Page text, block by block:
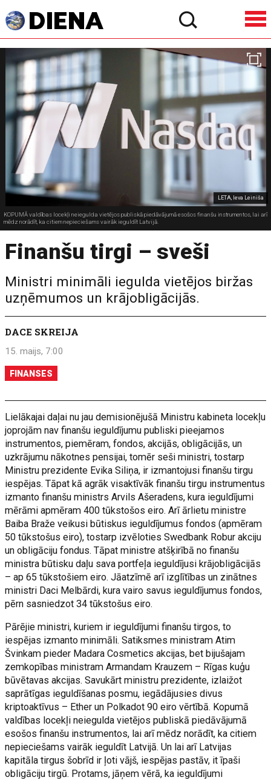
LETA, Ieva Leiniša
KOPUMĀ valdības locekļi neiegulda vietējos publiskā piedāvājumā esošos finanšu instrumentos, lai arī
mēdz norādīt, ka citiem nepieciešams vairāk ieguldīt Latvijā.
Finanšu tirgi – sveši
Ministri minimāli iegulda vietējos biržas
uzņēmumos un krājobligācijās.
DACE SKREIJA
15. maijs, 7:00
FINANSES
Lielākajai daļai nu jau demisionējušā Ministru kabineta locekļu
joprojām nav finanšu ieguldījumu publiski pieejamos
instrumentos, piemēram, fondos, akcijās, obligācijās, un
uzkrājumu nākotnes pensijai, tomēr seši ministri, tostarp
Ministru prezidente Evika Siliņa, ir izmantojusi finanšu tirgu
iespējas. Tāpat kā agrāk visaktīvāk finanšu tirgu instrumentus
izmanto finanšu ministrs Arvils Ašeradens, kura ieguldījumi
mērāmi apmēram 400 tūkstošos eiro. Arī ārlietu ministre
Baiba Braže veikusi būtiskus ieguldījumus fondos (apmēram
50 tūkstošus eiro), tostarp izvēloties Swedbank Robur akciju
un obligāciju fondus. Tāpat ministre atšķirībā no finanšu
ministra būtisku daļu sava portfeļa ieguldījusi krājobligācijās
– ap 65 tūkstošiem eiro. Jāatzīmē arī izglītības un zinātnes
ministri Daci Melbārdi, kura vairo savus ieguldījumus fondos,
pērn sasniedzot 34 tūkstošus eiro.
Pārējie ministri, kuriem ir ieguldījumi finanšu tirgos, to
iespējas izmanto minimāli. Satiksmes ministram Atim
Švinkam pieder Madara Cosmetics akcijas, bet bijušajam
zemkopības ministram Armandam Krauzem – Rīgas kuģu
būvētavas akcijas. Savukārt ministru prezidente, izlaižot
saprātīgas ieguldīšanas posmu, iegādājusies divus
kriptoaktīvus – Ether un Polkadot 90 eiro vērtībā. Kopumā
valdības locekļi neiegulda vietējos publiskā piedāvājumā
esošos finanšu instrumentos, lai arī mēdz norādīt, ka citiem
nepieciešams vairāk ieguldīt Latvijā. Un lai arī Latvijas
kapitāla tirgus šobrīd ir ļoti vājš, iespējas pastāv, it īpaši
obligāciju tirgū. Protams, jāņem vērā, ka ieguldījumi